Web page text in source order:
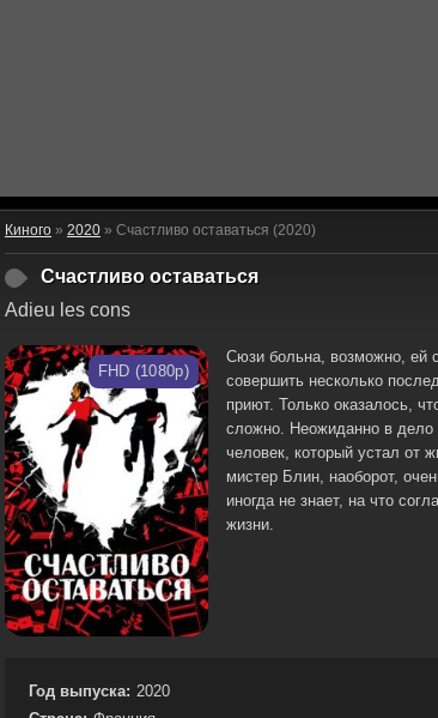
Киного » 2020 » Счастливо оставаться (2020)
Счастливо оставаться
Adieu les cons
FHD (1080p)
Сюзи больна, возможно, ей
совершить несколько
приют. Только оказалось,
сложно. Неожиданно в
человек, который устал от
мистер Блин, наоборот,
иногда не знает, на что
жизни.
Год выпуска: 2020